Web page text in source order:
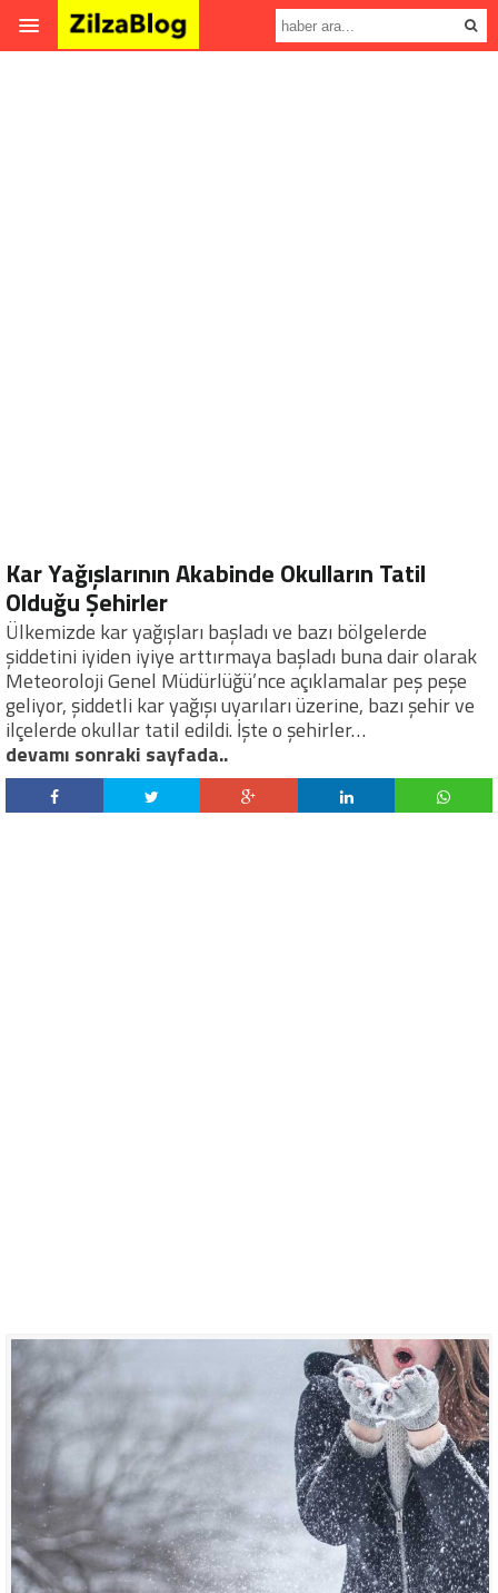
Kar Yağışlarının Akabinde Okulların Tatil
Olduğu Şehirler
Ülkemizde kar yağışları başladı ve bazı bölgelerde
şiddetini iyiden iyiye arttırmaya başladı buna dair olarak
Meteoroloji Genel Müdürlüğü’nce açıklamalar peş peşe
geliyor, şiddetli kar yağışı uyarıları üzerine, bazı şehir ve
ilçelerde okullar tatil edildi. İşte o şehirler…
devamı sonraki sayfada..